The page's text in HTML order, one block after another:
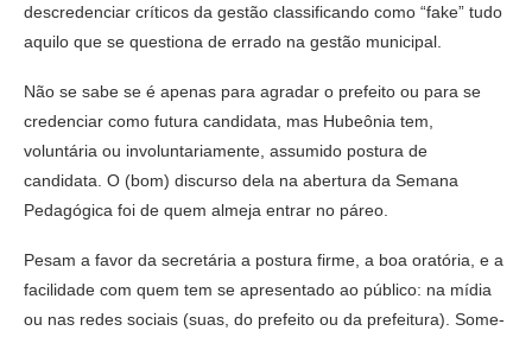
descredenciar críticos da gestão classificando como “fake” tudo
aquilo que se questiona de errado na gestão municipal.
Não se sabe se é apenas para agradar o prefeito ou para se
credenciar como futura candidata, mas Hubeônia tem,
voluntária ou involuntariamente, assumido postura de
candidata. O (bom) discurso dela na abertura da Semana
Pedagógica foi de quem almeja entrar no páreo.
Pesam a favor da secretária a postura firme, a boa oratória, e a
facilidade com quem tem se apresentado ao público: na mídia
ou nas redes sociais (suas, do prefeito ou da prefeitura). Some-